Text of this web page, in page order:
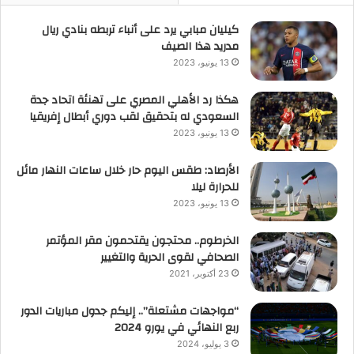
كيليان مبابي يرد على أنباء تربطه بنادي ريال
مدريد هذا الصيف
13 يونيو، 2023
هكذا رد الأهلي المصري على تهنئة اتحاد جدة
السعودي له بتحقيق لقب دوري أبطال إفريقيا
13 يونيو، 2023
الأرصاد: طقس اليوم حار خلال ساعات النهار مائل
للحرارة ليلا
13 يونيو، 2023
الخرطوم.. محتجون يقتحمون مقر المؤتمر
الصحافي لقوى الحرية والتغيير
23 أكتوبر، 2021
“مواجهات مشتعلة”.. إليكم جدول مباريات الدور
ربع النهائي في يورو 2024
3 يوليو، 2024